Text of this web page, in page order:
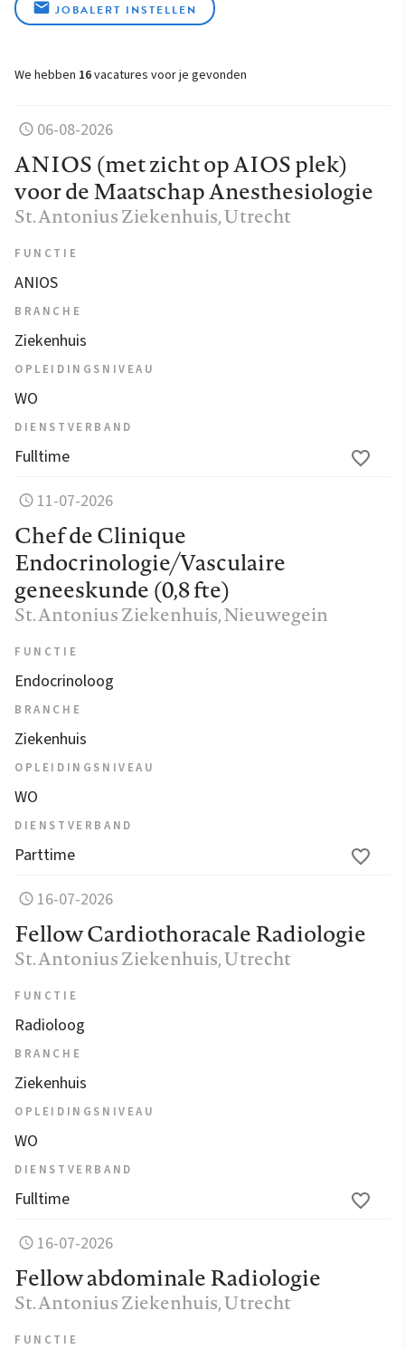
JOBALERT INSTELLEN
We hebben 16vacatures voor je gevonden
06-08-2026
ANIOS (met zicht op AIOS plek)
voor de Maatschap Anesthesiologie
St. Antonius Ziekenhuis, Utrecht
FUNCTIE
ANIOS
BRANCHE
Ziekenhuis
OPLEIDINGSNIVEAU
WO
DIENSTVERBAND
Fulltime
11-07-2026
Chef de Clinique
Endocrinologie/Vasculaire
geneeskunde (0,8 fte)
St. Antonius Ziekenhuis, Nieuwegein
FUNCTIE
Endocrinoloog
BRANCHE
Ziekenhuis
OPLEIDINGSNIVEAU
WO
DIENSTVERBAND
Parttime
16-07-2026
Fellow Cardiothoracale Radiologie
St. Antonius Ziekenhuis, Utrecht
FUNCTIE
Radioloog
BRANCHE
Ziekenhuis
OPLEIDINGSNIVEAU
WO
DIENSTVERBAND
Fulltime
16-07-2026
Fellow abdominale Radiologie
St. Antonius Ziekenhuis, Utrecht
FUNCTIE